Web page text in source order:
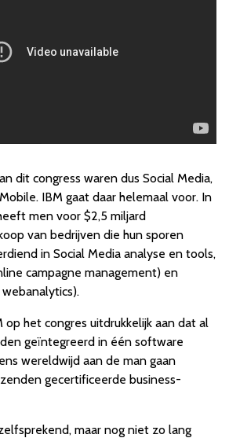
dit congress waren dus Social Media,
IBM gaat daar helemaal voor. In
men voor $2,5 miljard
van bedrijven die hun sporen
in Social Media analyse en tools,
campagne management) en
op het congres uitdrukkelijk aan dat al
geïntegreerd in één software
wereldwijd aan de man gaan
gecertificeerde business-
maar nog niet zo lang